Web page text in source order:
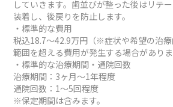
していきます。歯並びが整った後はリテ
装着し、後戻りを防止します。
・標準的な費用
税込18.7～42.9万円（※症状や希望の治
範囲を超える費用が発生する場合がありま
・標準的な治療期間・通院回数
治療期間：3ヶ月～1年程度
通院回数：1～5回程度
※保定期間は含みます。